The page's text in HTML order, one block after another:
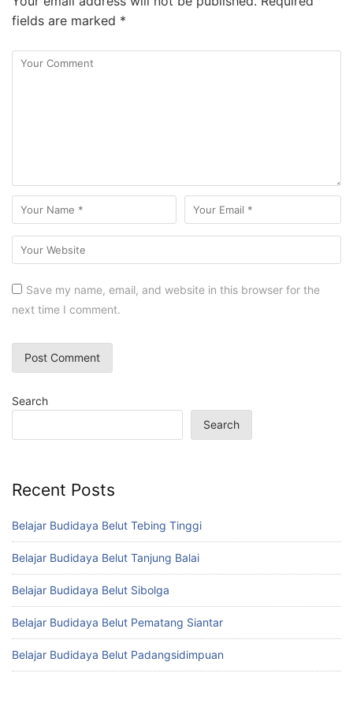
fields are marked *
Save my name, email, and website in this browser for the
next time I comment.
Search
Search
Recent Posts
Belajar Budidaya Belut Tebing Tinggi
Belajar Budidaya Belut Tanjung Balai
Belajar Budidaya Belut Sibolga
Belajar Budidaya Belut Pematang Siantar
Belajar Budidaya Belut Padangsidimpuan